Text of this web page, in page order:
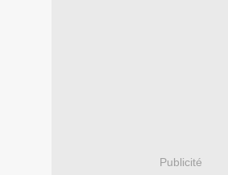
Publicité